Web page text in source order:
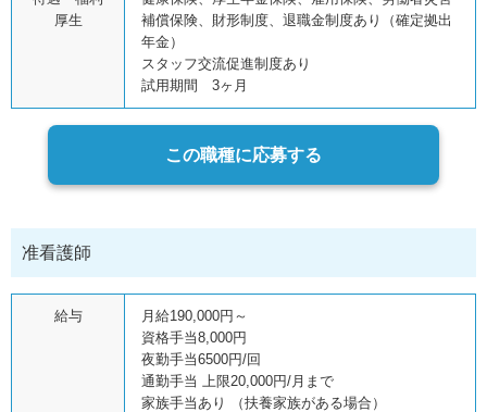
厚生
補償保険、財形制度、退職金制度あり（確定拠出
年金）
スタッフ交流促進制度あり
試用期間 3ヶ月
この職種に応募する
准看護師
給与
月給190,000円～
資格手当8,000円
夜勤手当6500円/回
通勤手当 上限20,000円/月まで
家族手当あり （扶養家族がある場合）